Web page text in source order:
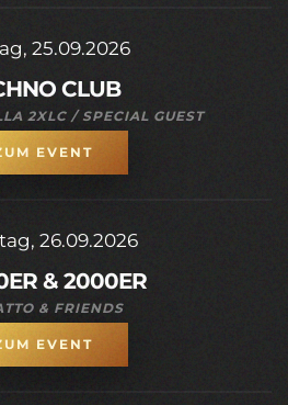
25.09.2026
CLUB
2XLC / SPECIAL GUEST
EVENT
26.09.2026
& 2000ER
& FRIENDS
EVENT